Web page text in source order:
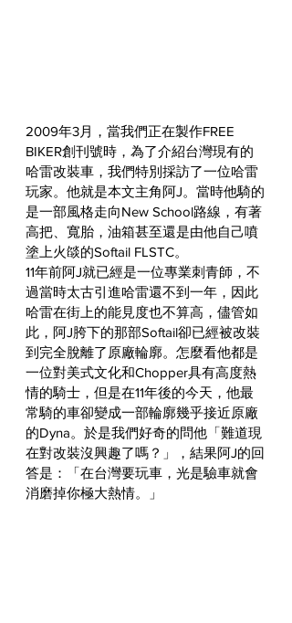
2009年3月，當我們正在製作FREE
BIKER創刊號時，為了介紹台灣現有的
哈雷改裝車，我們特別採訪了一位哈雷
玩家。他就是本文主角阿J。當時他騎的
是一部風格走向New School路線，有著
高把、寬胎，油箱甚至還是由他自己噴
塗上火燄的Softail FLSTC。
11年前阿J就已經是一位專業刺青師，不
過當時太古引進哈雷還不到一年，因此
哈雷在街上的能見度也不算高，儘管如
此，阿J胯下的那部Softail卻已經被改裝
到完全脫離了原廠輪廓。怎麼看他都是
一位對美式文化和Chopper具有高度熱
情的騎士，但是在11年後的今天，他最
常騎的車卻變成一部輪廓幾乎接近原廠
的Dyna。於是我們好奇的問他「難道現
在對改裝沒興趣了嗎？」，結果阿J的回
答是：「在台灣要玩車，光是驗車就會
消磨掉你極大熱情。」